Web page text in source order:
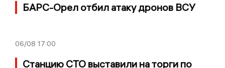
БАРС-Орел отбил атаку дронов ВСУ
06/08 17:00
Станцию СТО выставили на торги по